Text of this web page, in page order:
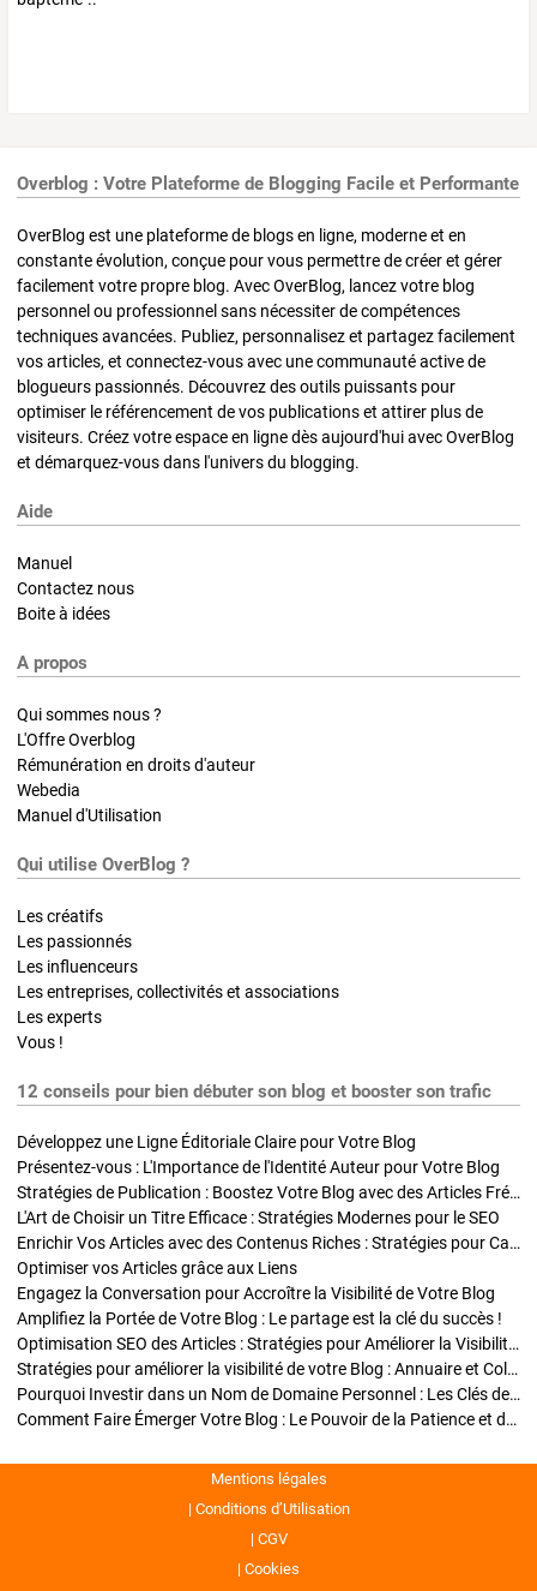
Overblog : Votre Plateforme de Blogging Facile et Performante
OverBlog est une plateforme de blogs en ligne, moderne et en
constante évolution, conçue pour vous permettre de créer et gérer
facilement votre propre blog. Avec OverBlog, lancez votre blog
personnel ou professionnel sans nécessiter de compétences
techniques avancées. Publiez, personnalisez et partagez facilement
vos articles, et connectez-vous avec une communauté active de
blogueurs passionnés. Découvrez des outils puissants pour
optimiser le référencement de vos publications et attirer plus de
visiteurs. Créez votre espace en ligne dès aujourd'hui avec OverBlog
et démarquez-vous dans l'univers du blogging.
Aide
Manuel
Contactez nous
Boite à idées
A propos
Qui sommes nous ?
L'Offre Overblog
Rémunération en droits d'auteur
Webedia
Manuel d'Utilisation
Qui utilise OverBlog ?
Les créatifs
Les passionnés
Les influenceurs
Les entreprises, collectivités et associations
Les experts
Vous !
12 conseils pour bien débuter son blog et booster son trafic
Développez une Ligne Éditoriale Claire pour Votre Blog
Présentez-vous : L'Importance de l'Identité Auteur pour Votre Blog
Stratégies de Publication : Boostez Votre Blog avec des Articles Fréquents et Exclusifs
L'Art de Choisir un Titre Efficace : Stratégies Modernes pour le SEO
Enrichir Vos Articles avec des Contenus Riches : Stratégies pour Captiver et Optimiser
Optimiser vos Articles grâce aux Liens
Engagez la Conversation pour Accroître la Visibilité de Votre Blog
Amplifiez la Portée de Votre Blog : Le partage est la clé du succès !
Optimisation SEO des Articles : Stratégies pour Améliorer la Visibilité de Votre Blog
Stratégies pour améliorer la visibilité de votre Blog : Annuaire et Collaborations
Pourquoi Investir dans un Nom de Domaine Personnel : Les Clés de la Réussite de Votre Blog
Comment Faire Émerger Votre Blog : Le Pouvoir de la Patience et de la Persévérance
Mentions légales
Conditions d’Utilisation
CGV
Cookies